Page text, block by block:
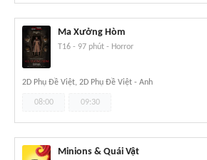
Ma Xưởng Hòm
T16 - 97 phút - Horror
2D Phụ Đề Việt, 2D Phụ Đề Việt - Anh
08:00 09:30
Minions & Quái Vật